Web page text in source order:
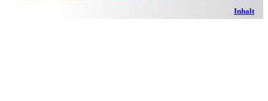
Inhalt